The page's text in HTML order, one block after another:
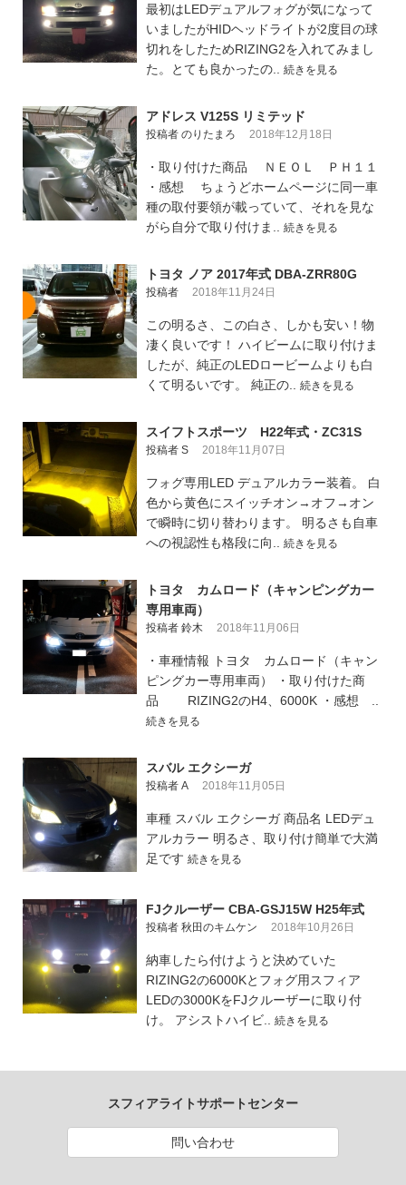
最初はLEDデュアルフォグが気になって
いましたがHIDヘッドライトが2度目の球
切れをしたためRIZING2を入れてみまし
た。とても良かったの.. 続きを見る
アドレス V125S リミテッド
投稿者 のりたまろ 2018年12月18日
・取り付けた商品 ＮＥＯＬ ＰＨ１１
・感想 ちょうどホームページに同一車
種の取付要領が載っていて、それを見な
がら自分で取り付けま.. 続きを見る
トヨタ ノア 2017年式 DBA-ZRR80G
投稿者 2018年11月24日
この明るさ、この白さ、しかも安い！物
凄く良いです！ ハイビームに取り付けま
したが、純正のLEDロービームよりも白
くて明るいです。 純正の.. 続きを見る
スイフトスポーツ H22年式・ZC31S
投稿者 S 2018年11月07日
フォグ専用LED デュアルカラー装着。 白
色から黄色にスイッチオン→オフ→オン
で瞬時に切り替わります。 明るさも自車
への視認性も格段に向.. 続きを見る
トヨタ カムロード（キャンピングカー
専用車両）
投稿者 鈴木 2018年11月06日
・車種情報 トヨタ カムロード（キャン
ピングカー専用車両） ・取り付けた商
品 RIZING2のH4、6000K ・感想 ..
続きを見る
スバル エクシーガ
投稿者 A 2018年11月05日
車種 スバル エクシーガ 商品名 LEDデュ
アルカラー 明るさ、取り付け簡単で大満
足です 続きを見る
FJクルーザー CBA-GSJ15W H25年式
投稿者 秋田のキムケン 2018年10月26日
納車したら付けようと決めていた
RIZING2の6000Kとフォグ用スフィア
LEDの3000KをFJクルーザーに取り付
け。 アシストハイビ.. 続きを見る
スフィアライトサポートセンター
問い合わせ